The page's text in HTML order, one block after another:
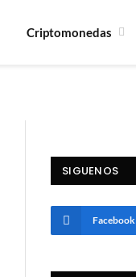
Criptomonedas
SIGUENOS
Facebook